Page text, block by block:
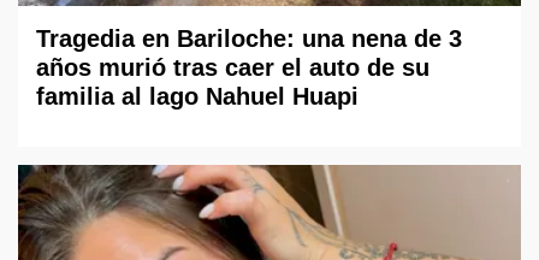
Tragedia en Bariloche: una nena de 3
años murió tras caer el auto de su
familia al lago Nahuel Huapi